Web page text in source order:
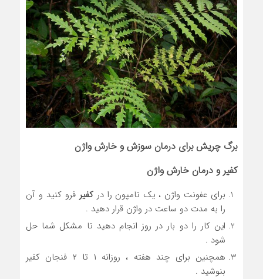
برگ چریش برای درمان سوزش و خارش واژن
کفیر و درمان خارش واژن
برای عفونت واژن ، یک تامپون را درکفیر فرو کنید و آن
را به مدت دو ساعت در واژن قرار دهید .
این کار را دو بار در روز انجام دهید تا مشکل شما حل
شود .
همچنین برای چند هفته ، روزانه ۱ تا ۲ فنجان کفیر
بنوشید .